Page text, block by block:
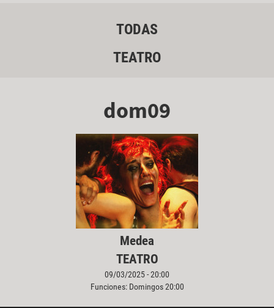
TODAS
TEATRO
dom09
Medea
TEATRO
09/03/2025 - 20:00
Funciones: Domingos 20:00